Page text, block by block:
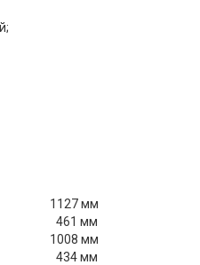
мм
461 мм
1008 мм
434 мм